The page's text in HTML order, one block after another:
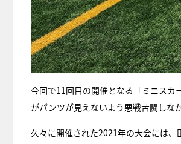
今回で11回目の開催となる「ミニスカ
がパンツが見えないよう悪戦苦闘しな
久々に開催された2021年の大会には、